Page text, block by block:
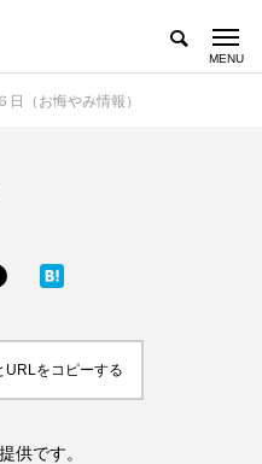
日（お悔やみ情報）
URLをコピーする
供です。